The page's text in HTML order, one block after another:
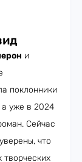
и
поклонники
а уже в 2024
Сейчас
что